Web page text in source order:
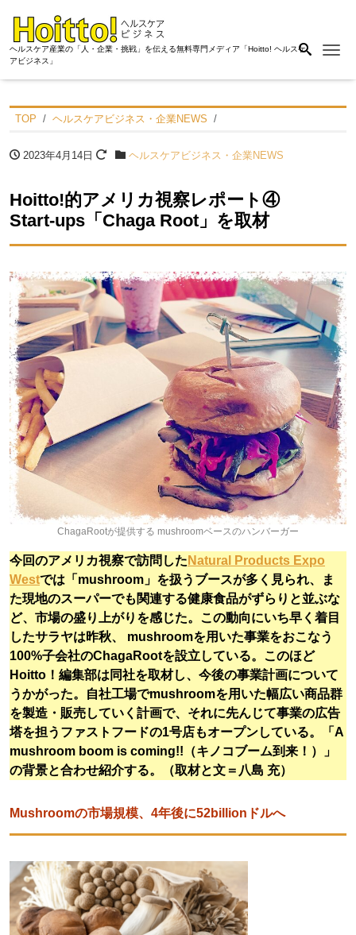
ヘルスケア産業の「人・企業・挑戦」を伝える無料専門メディア「Hoitto! ヘルスケ
アビジネス」
TOP ヘルスケアビジネス・企業NEWS
2023年4月14日 ヘルスケアビジネス・企業NEWS
Hoitto!的アメリカ視察レポート④
Start-ups「Chaga Root」を取材
ChagaRootが提供する mushroomベースのハンバーガー
今回のアメリカ視察で訪問した Natural Products Expo
Westでは「mushroom」を扱うブースが多く見られ、ま
た現地のスーパーでも関連する健康食品がずらりと並ぶな
ど、市場の盛り上がりを感じた。この動向にいち早く着目
したサラヤは昨秋、 mushroomを用いた事業をおこなう
100%子会社のChagaRootを設立している。このほど
Hoitto！編集部は同社を取材し、今後の事業計画について
うかがった。自社工場でmushroomを用いた幅広い商品群
を製造・販売していく計画で、それに先んじて事業の広告
塔を担うファストフードの1号店もオープンしている。「A
mushroom boom is coming!!（キノコブーム到来！）」
の背景と合わせ紹介する。（取材と文＝八島 充）
Mushroomの市場規模、4年後に52billionドルへ